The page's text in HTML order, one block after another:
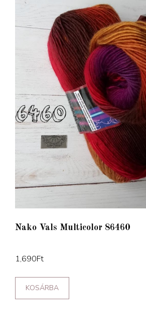
Nako Vals Multicolor 86460
1,690Ft
KOSÁRBA